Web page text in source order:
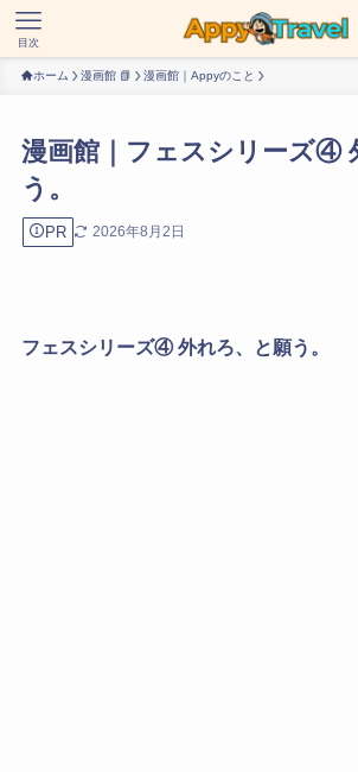
目次
ホーム 漫画館 📗 漫画館｜Appyのこと
漫画館｜フェスシリーズ④
う。
PR 2026年8月2日
フェスシリーズ④ 外れろ、と願う。